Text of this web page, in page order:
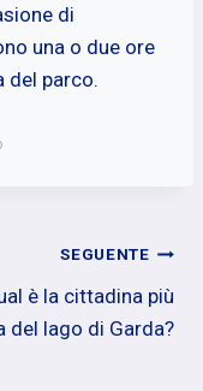
di
una o due ore
del parco.
SEGUENTE
è la cittadina più
del lago di Garda?